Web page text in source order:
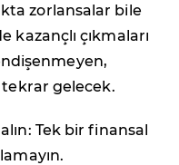
zorlansalar bile
çıkmaları
tekrar gelecek.
Tek bir finansal